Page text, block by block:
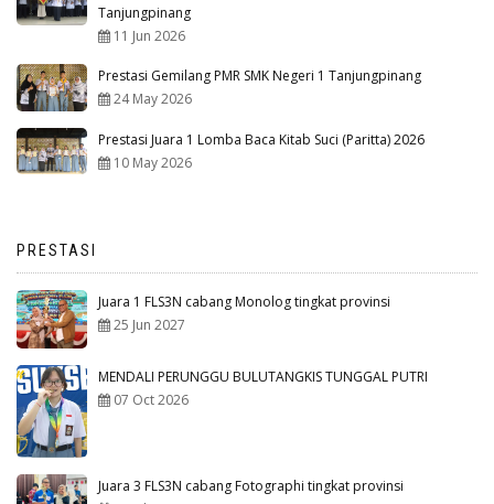
Tanjungpinang
11 Jun 2026
Prestasi Gemilang PMR SMK Negeri 1 Tanjungpinang
24 May 2026
Prestasi Juara 1 Lomba Baca Kitab Suci (Paritta) 2026
10 May 2026
PRESTASI
Juara 1 FLS3N cabang Monolog tingkat provinsi
25 Jun 2027
MENDALI PERUNGGU BULUTANGKIS TUNGGAL PUTRI
07 Oct 2026
Juara 3 FLS3N cabang Fotographi tingkat provinsi